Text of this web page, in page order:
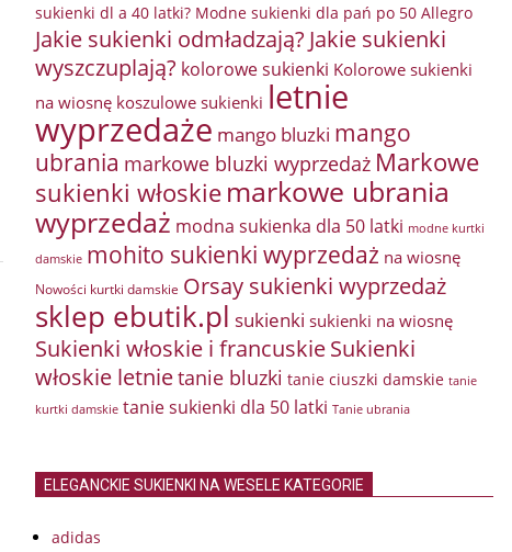
sukienki dl a 40 latki? Modne sukienki dla pań po 50 Allegro
Jakie sukienki odmładzają? Jakie sukienki
wyszczuplają? kolorowe sukienki Kolorowe sukienki
na wiosnę koszulowe sukienki letnie
wyprzedaże mango bluzki mango
ubrania markowe bluzki wyprzedaż Markowe
sukienki włoskie markowe ubrania
wyprzedaż modna sukienka dla 50 latki modne kurtki
damskie mohito sukienki wyprzedaż na wiosnę
Nowości kurtki damskie Orsay sukienki wyprzedaż
sklep ebutik.pl sukienki sukienki na wiosnę
Sukienki włoskie i francuskieSukienki
włoskie letnietanie bluzki tanie ciuszki damskie tanie
kurtki damskie tanie sukienki dla 50 latki Tanie ubrania
ELEGANCKIE SUKIENKI NA WESELE KATEGORIE
adidas